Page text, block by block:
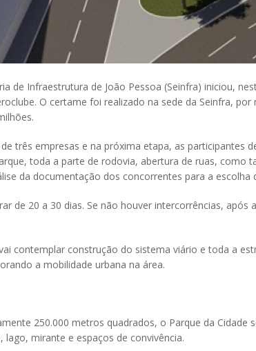
de Infraestrutura de João Pessoa (Seinfra) iniciou,
O certame foi realizado na sede da Seinfra,
três empresas e na próxima etapa, as
toda a parte de rodovia, abertura de ruas, como
da documentação dos concorrentes para a
de 20 a 30 dias. Se não houver intercorrências,
contemplar construção do sistema viário e toda a
a mobilidade urbana na área.
250.000 metros quadrados, o Parque da
lago, mirante e espaços de convivência.